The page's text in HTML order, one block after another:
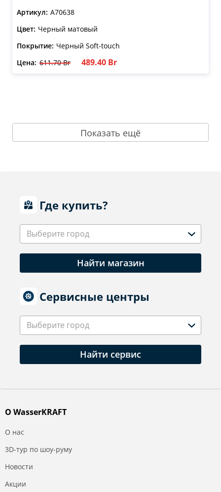
Артикул: A70638
Цвет: Черный матовый
Покрытие: Черный Soft-touch
Цена: 611.70 Br 489.40 Br
Показать ещё
Где купить?
Выберите город
Найти магазин
Сервисные центры
Выберите город
Найти сервис
О WasserKRAFT
О нас
3D-тур по шоу-руму
Новости
Акции